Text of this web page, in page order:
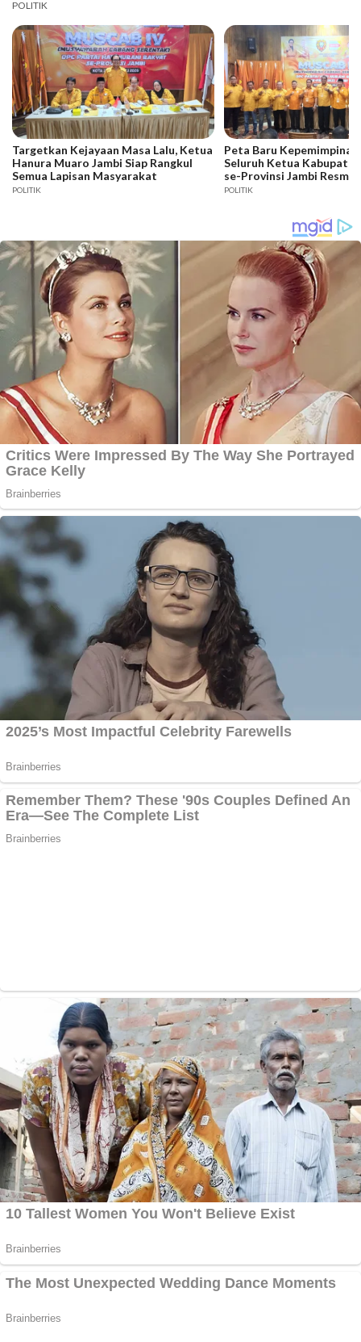
POLITIK
Targetkan Kejayaan Masa Lalu, Ketua
Hanura Muaro Jambi Siap Rangkul
Semua Lapisan Masyarakat
POLITIK
Peta Baru Kepemimpinan
Seluruh Ketua
se-Provinsi Jambi Resmi
POLITIK